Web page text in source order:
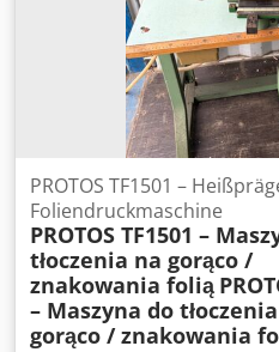
PROTOS TF1501 –
Foliendruckmaschine
PROTOS TF1501 –
tłoczenia na gorąco /
znakowania folią
– Maszyna do
gorąco / znakowania